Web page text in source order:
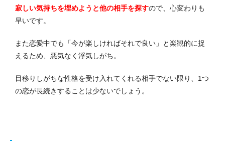
寂しい気持ちを埋めようと他の相手を探すので、心変わりも
早いです。
また恋愛中でも「今が楽しければそれで良い」と楽観的に捉
えるため、悪気なく浮気しがち。
目移りしがちな性格を受け入れてくれる相手でない限り、1つ
の恋が長続きすることは少ないでしょう。